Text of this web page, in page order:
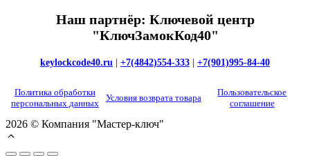
Наш партнёр: Ключевой центр
"КлючЗамокКод40"
keylockcode40.ru +7(4842)554-333 +7(901)995-84-40
Политика обработки
персональных данных
Условия возврата товара
Пользовательское
соглашение
2026 © Компания "Мастер-ключ"